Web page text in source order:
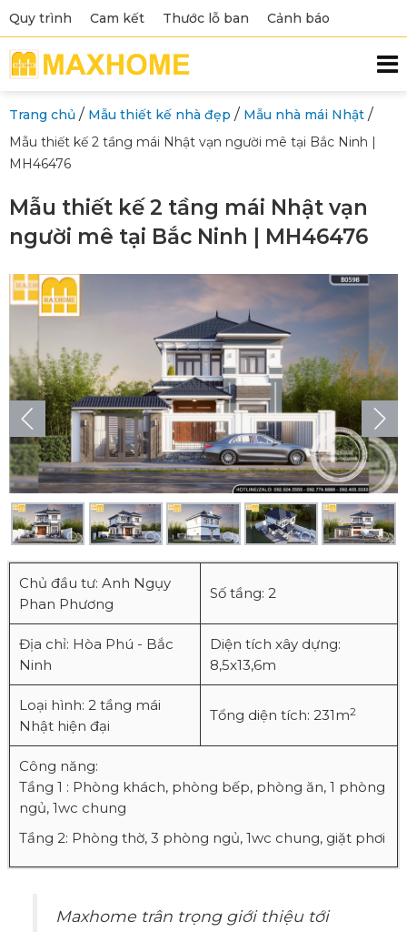
Quy trình Cam kết Thước lỗ ban Cảnh báo
Trang chủ / Mẫu thiết kế nhà đẹp / Mẫu nhà mái Nhật /
Mẫu thiết kế 2 tầng mái Nhật vạn người mê tại Bắc Ninh |
MH46476
Mẫu thiết kế 2 tầng mái Nhật vạn
người mê tại Bắc Ninh | MH46476
Chủ đầu tư: Anh Ngụy
Phan Phương
Số tầng: 2
Địa chỉ: Hòa Phú - Bắc
Ninh
Diện tích xây dựng:
8,5x13,6m
Loại hình: 2 tầng mái
Nhật hiện đại
Tổng diện tích: 231m2
Công năng:
Tầng 1 : Phòng khách, phòng bếp, phòng ăn, 1 phòng
ngủ, 1wc chung
Tầng 2: Phòng thờ, 3 phòng ngủ, 1wc chung, giặt phơi
Maxhome trân trọng giới thiệu tới